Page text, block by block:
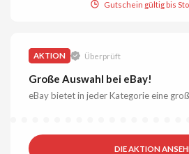
Gutschein gültig bis
AKTION Überprüft
Große Auswahl bei eBay!
eBay bietet in jeder Kategorie eine
DIE AKTION